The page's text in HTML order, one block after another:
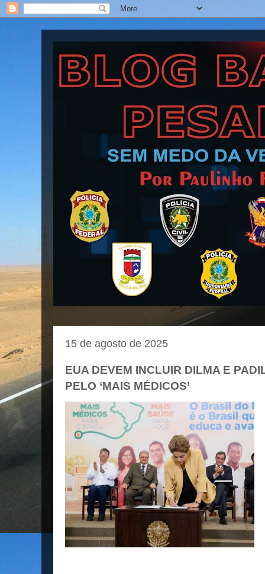
Blog Barra Pesada
15 de agosto de 2025
EUA DEVEM INCLUIR DILMA E
PELO ‘MAIS MÉDICOS’